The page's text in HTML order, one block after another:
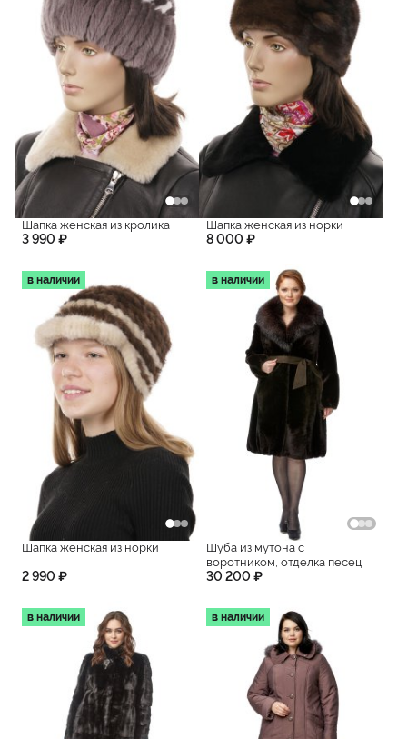
Шапка женская из кролика
3 990 ₽
Шапка женская из норки
8 000 ₽
в наличии
Шапка женская из норки
2 990 ₽
в наличии
Шуба из мутона с
воротником, отделка песец
30 200 ₽
в наличии в наличии